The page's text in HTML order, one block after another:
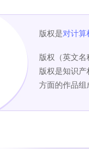
版权是对计算
版权（英文
版权是知识
方面的作品组